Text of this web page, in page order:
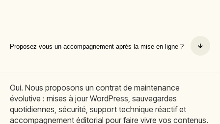
Proposez-vous un accompagnement après la mise en ligne ?
Oui. Nous proposons un contrat de maintenance
évolutive : mises à jour WordPress, sauvegardes
quotidiennes, sécurité, support technique réactif et
accompagnement éditorial pour faire vivre vos contenus.